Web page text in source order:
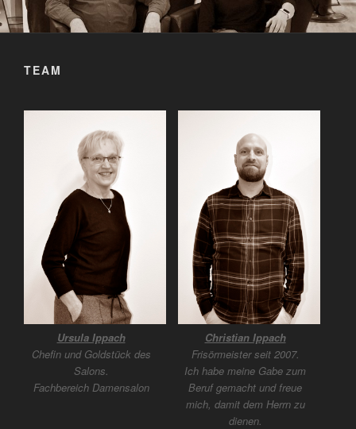
TEAM
Ursula Ippach
Chefin und Goldstück des
Salons.
Fachbereich Damensalon
Christian Ippach
Frisörmeister seit 2007.
Ich habe meine Gabe zum
Beruf gemacht und freue
mich, damit dem Herrn zu
dienen.